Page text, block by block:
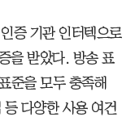
증 기관 인터텍으로
을 받았다. 방송 표
준을 모두 충족해
다양한 사용 여건